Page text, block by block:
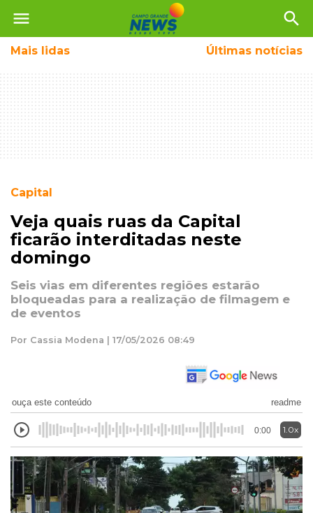
menu search
Mais lidas Últimas notícias
Capital
Veja quais ruas da Capital
ficarão interditadas neste
domingo
Seis vias em diferentes regiões estarão
bloqueadas para a realização de filmagem e
de eventos
Por Cassia Modena | 17/05/2026 08:49
ouça este conteúdo readme
0:00 1.0x